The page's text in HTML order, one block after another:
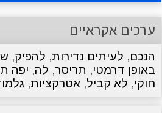
ערכים אקראיים
הנכם, לעיתים נדירות, להפיק,
באופן דרמטי, תריסר, לה, יפה
חוקי, לא קביל, אטרקציות,